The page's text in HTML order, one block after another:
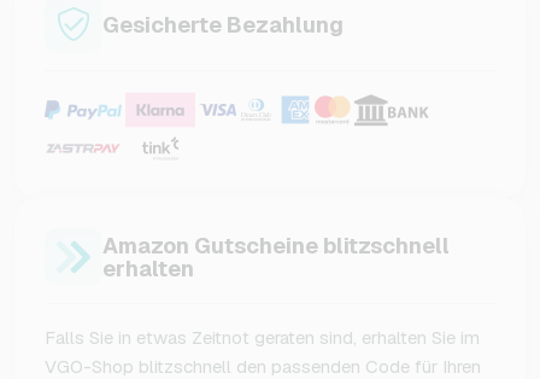
Gesicherte Bezahlung
Amazon Gutscheine blitzschnell
erhalten
Falls Sie in etwas Zeitnot geraten sind, erhalten Sie im
VGO-Shop blitzschnell den passenden Code für Ihren